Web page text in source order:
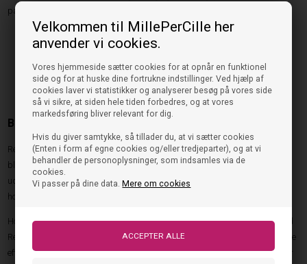
Velkommen til MillePerCille her
anvender vi cookies.
Vores hjemmeside sætter cookies for at opnår en funktionel
side og for at huske dine fortrukne indstillinger. Ved hjælp af
cookies laver vi statistikker og analyserer besøg på vores side
så vi sikre, at siden hele tiden forbedres, og at vores
markedsføring bliver relevant for dig.
Hvis du giver samtykke, så tillader du, at vi sætter cookies
(Enten i form af egne cookies og/eller tredjeparter), og at vi
behandler de personoplysninger, som indsamles via de
cookies.
Vi passer på dine data. Mere om cookies
på vej til skole eller institution.
Høj komfort gennem hele dagen.
Slidstærke materialer med lang levetid.
Praktiske detaljer til aktive børn.
Design udviklet til nordiske vejrforhold.
Optimal bevægelsesfrihed under leg og aktivitet.
Bundgaard regntøj til det danske klima
Regntøj er en vigtig del af enhver børnegarderobe, og her er Bundgaard
blandt de foretrukne valg hos mange familier. Når børn opholder sig
udendørs i institution, skole eller fritiden, er det afgørende med regntøj, der
holder vandet ude og komforten inde.
Hos Bundgaard finder du blandt andet de populære modeller Bundgaard
Regntøj Cayce og Bundgaard Regntøj Cali, som begge er udviklet til at give
effektiv beskyttelse mod regn og fugtige vejrforhold. Modellerne kombinerer